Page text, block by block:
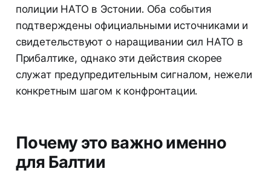
полиции НАТО в Эстонии. Оба события
подтверждены официальными источниками и
свидетельствуют о наращивании сил НАТО в
Прибалтике, однако эти действия скорее
служат предупредительным сигналом, нежели
конкретным шагом к конфронтации.
Почему это важно именно
для Балтии